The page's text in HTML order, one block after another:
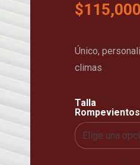
$115,000
Único,
climas
Talla
Rompevientos